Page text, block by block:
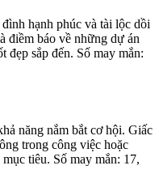
hạnh phúc và tài lộc dồi
điềm báo về những dự án
đẹp sắp đến. Số may mắn:
năng nắm bắt cơ hội. Giấc
trong công việc hoặc
tiêu. Số may mắn: 17,